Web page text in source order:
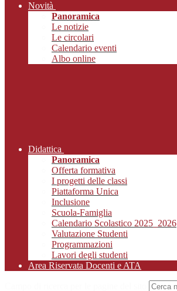
Novità
Panoramica
Le notizie
Le circolari
Calendario eventi
Albo online
Didattica
Panoramica
Offerta formativa
I progetti delle classi
Piattaforma Unica
Inclusione
Scuola-Famiglia
Calendario Scolastico 2025_2026
Valutazione Studenti
Programmazioni
Lavori degli studenti
Area Riservata Docenti e ATA